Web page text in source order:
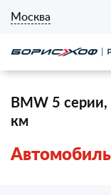
Москва
BMW 5 серии,
км